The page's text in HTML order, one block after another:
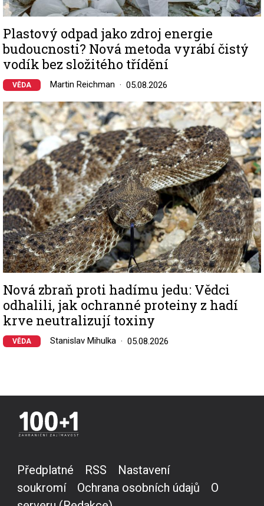
Plastový odpad jako zdroj energie
budoucnosti? Nová metoda vyrábí čistý
vodík bez složitého třídění
VĚDA Martin Reichman 05.08.2026
Image
Nová zbraň proti hadímu jedu: Vědci
odhalili, jak ochranné proteiny z hadí
krve neutralizují toxiny
VĚDA Stanislav Mihulka 05.08.2026
Předplatné RSS
Nastavení
soukromí
Ochrana osobních údajů
O